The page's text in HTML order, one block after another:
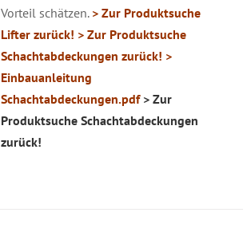
Vorteil schätzen. > Zur Produktsuche
Lifter zurück! > Zur Produktsuche
Schachtabdeckungen zurück! >
Einbauanleitung
Schachtabdeckungen.pdf > Zur
Produktsuche Schachtabdeckungen
zurück!